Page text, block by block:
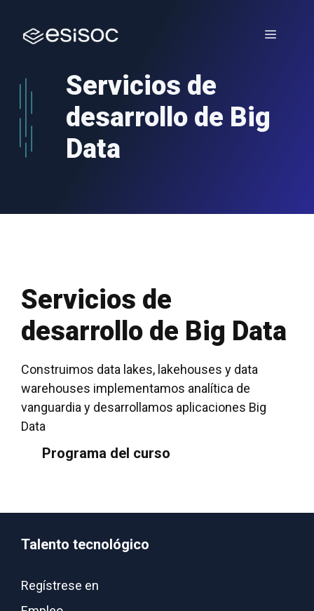
contenido
Menú
Servicios de
desarrollo de Big
Data
Servicios de
desarrollo de Big Data
Construimos data lakes, lakehouses y data
warehouses implementamos analítica de
vanguardia y desarrollamos aplicaciones Big
Data
Programa del curso
Talento tecnológico
Regístrese en